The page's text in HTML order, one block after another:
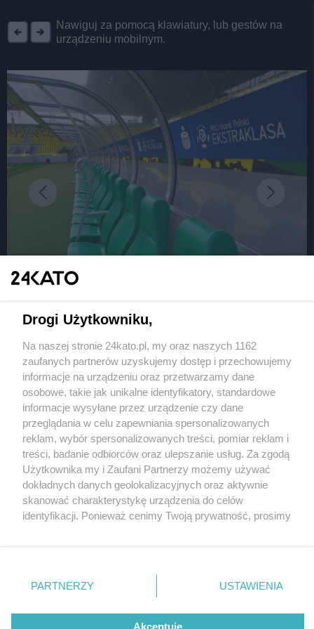
Nawiguj za pomocą klawiatury, lub gestów na
urządzeniu mobilnym.
Murawa na boisku GKS-u w Arenie Katowice
która potrwa trzy tygodnie
5 / 6
Arena Katowice przed
meczem otwarcia 28
Wydawca mediów lokalnych
Nie zapomnij
zapoznać się z:
polityką prywatności regulamin korzystania z portali
Twojemiasto
Piekary Śląskie
Chorzów
Tarnowskie Góry
Gliwice
Skontakuj sięz nami
Kontakt
Wydawca
Redakcja
Drogi Użytkowniku,
Na naszej stronie 24kato.pl, my oraz naszych 1162
zaufanych partnerów uzyskujemy dostęp i przechowujemy
informacje na urządzeniu oraz przetwarzamy dane
osobowe, takie jak unikalne identyfikatory, standardowe
informacje wysyłane przez urządzenie czy dane
przeglądania w celu zapewniania spersonalizowanych
reklam, wybór spersonalizowanych treści, pomiar reklam i
treści, badanie odbiorców oraz ulepszanie usług. Za zgodą
Użytkownika my i Zaufani Partnerzy możemy używać
dokładnych danych geolokalizacyjnych oraz aktywnie
skanować charakterystykę urządzenia do celów
identyfikacji. Ponieważ cenimy Twoją prywatność, prosimy
prywatności znajdujący się w lewym dolnym rogu strony
. Niektóre rodzaje przetwarzania danych nie wymagają
zgody użytkownika, ale masz prawo sprzeciwić się
takiemu przetwarzaniu. Preferencje będą miały
PARTNERZY USTAWIENIA
Akceptuję